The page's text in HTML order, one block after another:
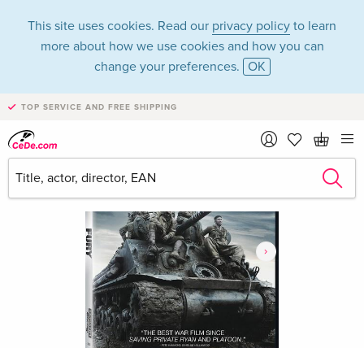
This site uses cookies. Read our privacy policy to learn
more about how we use cookies and how you can
change your preferences. OK
TOP SERVICE AND FREE SHIPPING
›